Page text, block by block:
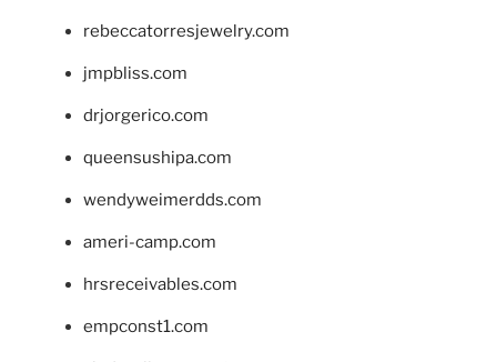
rebeccatorresjewelry.com
jmpbliss.com
drjorgerico.com
queensushipa.com
wendyweimerdds.com
ameri-camp.com
hrsreceivables.com
empconst1.com